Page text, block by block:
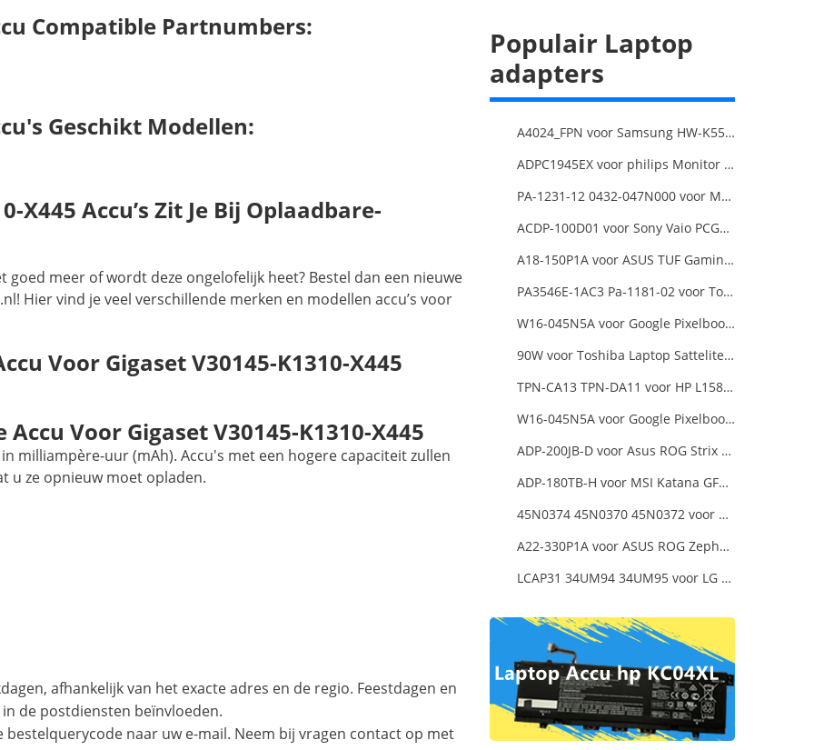
Compatible Partnumbers:
Geschikt Modellen:
X445 Accu’s Zit Je Bij Oplaadbare-
goed meer of wordt deze ongelofelijk heet? Bestel dan een nieuwe
Hier vind je veel verschillende merken en modellen accu’s voor
Voor Gigaset V30145-K1310-X445
Voor Gigaset V30145-K1310-X445
milliampère-uur (mAh). Accu's met een hogere capaciteit zullen
u ze opnieuw moet opladen.
afhankelijk van het exacte adres en de regio. Feestdagen en
de postdiensten beïnvloeden.
naar uw e-mail. Neem bij vragen contact op met
Populair Laptop
adapters
A4024_FPN voor Samsung HW-K550/ZA HW-K550 hw-K650 Soundbar
ADPC1945EX voor philips Monitor Power Supply
PA-1231-12 0432-047N000 voor MSI 1762 GT70 16F3 16F4
ACDP-100D01 voor Sony Vaio PCGA AC19V4 ACDP-100D01
A18-150P1A voor ASUS TUF Gaming FX505DT-EB73
PA3546E-1AC3 Pa-1181-02 voor Toshiba X205 180W 19V 9.5A Laptop DC Charger Power Supply
W16-045N5A voor Google Pixelbook USB Type-C
90W voor Toshiba Laptop Sattelite L300D
TPN-CA13 TPN-DA11 voor HP L15879-003 Pavilion 15-dk1000
W16-045N5A voor Google Pixelbook USB Type-C
ADP-200JB-D voor Asus ROG Strix G17 G713IE G713IE-HX002W
ADP-180TB-H voor MSI Katana GF66 11UE-088NEU
45N0374 45N0370 45N0372 voor 20V 8.5A 170W Lenovo ThinkPad W540 T540P
A22-330P1A voor ASUS ROG Zephyrus Duo 16 2023 GX650PY
LCAP31 34UM94 34UM95 voor LG 34-Inch Ultra Wide QHD Monitor LED